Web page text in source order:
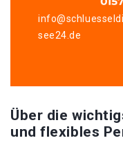
see24.de
Über die
und flexibles